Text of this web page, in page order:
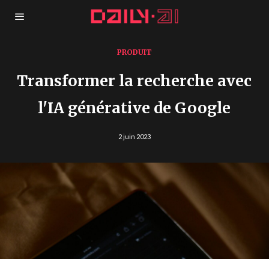
PRODUIT
Transformer la recherche avec
l'IA générative de Google
2 juin 2023